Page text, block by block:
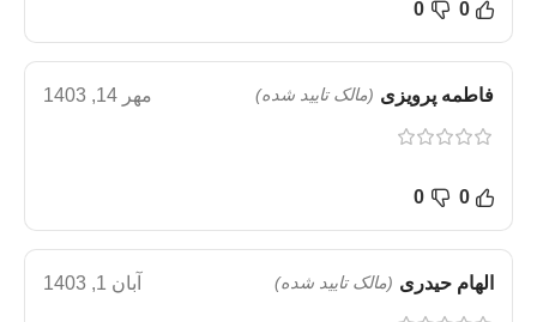
0
0
فاطمه پرویزی (مالک تایید شده) مهر 14, 1403
0
0
الهام حیدری (مالک تایید شده) آبان 1, 1403